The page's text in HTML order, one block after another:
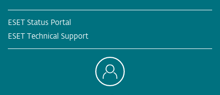
ESET Status Portal
ESET Technical Support